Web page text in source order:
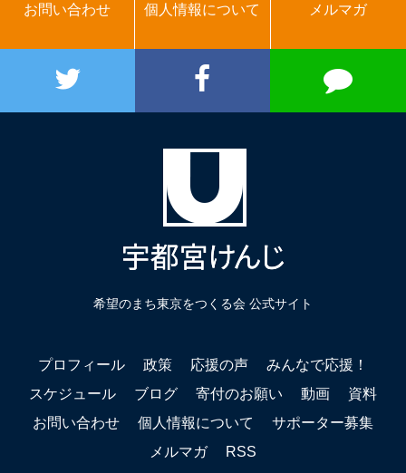
お問い合わせ 個人情報について メルマガ
希望のまち東京をつくる会 公式サイト
プロフィール 政策 応援の声
みんなで応援！
スケジュール
ブログ 寄付のお願い 動画
資料
お問い合わせ
個人情報について
サポーター募集
メルマガ
RSS